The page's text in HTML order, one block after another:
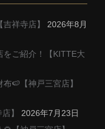
祥寺店】
2026年8月
ご紹介！【KITTE大
🍉【神戸三宮店】
】
2026年7月23日